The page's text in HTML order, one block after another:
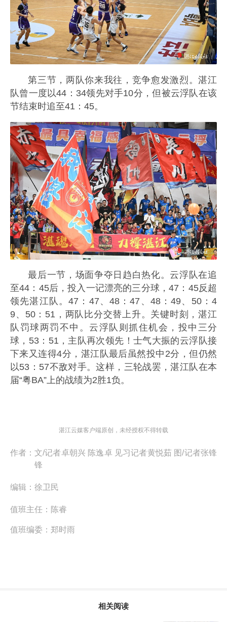
第三节，两队你来我往，竞争愈发激烈。湛江
队曾一度以44：34领先对手10分，但被云浮队在该
节结束时追至41：45。
最后一节，场面争夺日趋白热化。云浮队在追
至44：45后，投入一记漂亮的三分球，47 ：45反超
领先湛江队。47：47 、48：47 、 48：49、 50：4
9、 50：51 ，两队比分交替上升。关键时刻，湛江
队罚球两罚不中。云浮队则抓住机会，投中三分
球， 53：51 ，主队再次领先！士气大振的云浮队接
下来又连得4分，湛江队最后虽然投中2分，但仍然
以53：57不敌对手。这样，三轮战罢，湛江队在本
届“粤BA”上的战绩为2胜1负。
湛江云媒客户端原创，未经授权不得转载
作者： 文/记者卓朝兴 陈逸卓 见习记者黄悦茹 图/记者张锋
锋
编辑： 徐卫民
值班主任： 陈睿
值班编委： 郑时雨
相关阅读